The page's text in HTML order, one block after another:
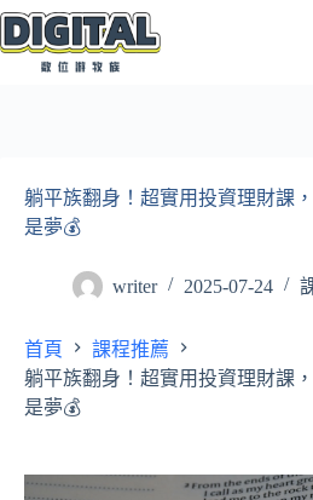
跳
至
躺平族翻身！超實用投資理財課
是夢💰
writer 2025-07-24
首頁
課程推薦
躺平族翻身！超實用投資理財課
是夢💰